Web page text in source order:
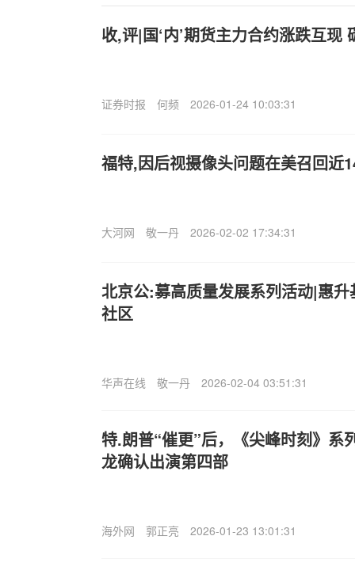
收,评|国‘内’期货主力合约涨跌互现
证券时报 何频 2026-01-24 10:03:31
福特,因后视摄像头问题在美召回近
大河网 敬一丹 2026-02-02 17:34:31
北京公:募高质量发展系列活动|惠
社区
华声在线 敬一丹 2026-02-04 03:51:31
特.朗普“催更”后，《尖峰时刻》系
龙确认出演第四部
海外网 郭正亮 2026-01-23 13:01:31